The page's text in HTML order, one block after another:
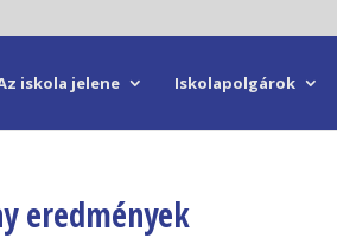
iskola jelene Iskolapolgárok
eredmények